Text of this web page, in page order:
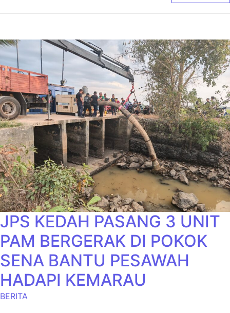
JPS KEDAH PASANG 3 UNIT
PAM BERGERAK DI POKOK
SENA BANTU PESAWAH
HADAPI KEMARAU
BERITA